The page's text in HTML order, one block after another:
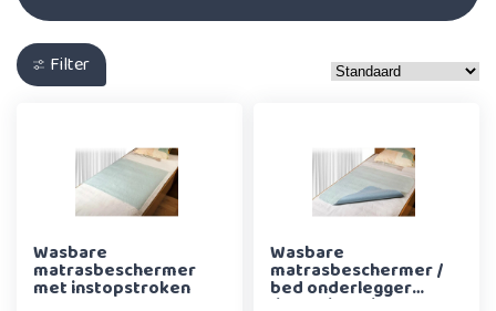
Filter
Wasbare
matrasbeschermer
met instopstroken
Wasbare
matrasbeschermer /
bed onderlegger